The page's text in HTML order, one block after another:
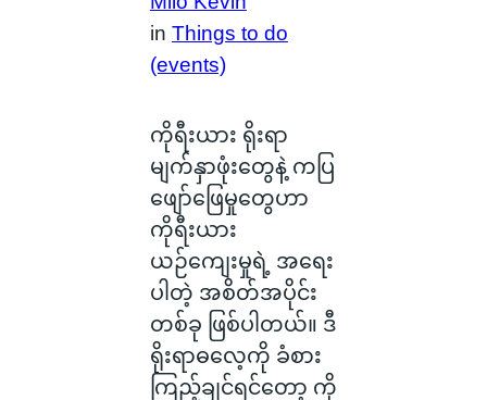
in Things to do
(events)
ကိုရီးယား ရိုးရာ
မျက်နှာဖုံးတွေနဲ့ ကပြ
ဖျော်ဖြေမှုတွေဟာ
ကိုရီးယား
ယဉ်ကျေးမှုရဲ့ အရေး
ပါတဲ့ အစိတ်အပိုင်း
တစ်ခု ဖြစ်ပါတယ်။ ဒီ
ရိုးရာဓလေ့ကို ခံစား
ကြည့်ချင်ရင်တော့ ကို